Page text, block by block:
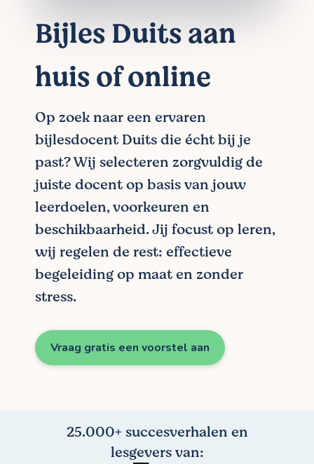
Bijles Duits aan
huis of online
Op zoek naar een ervaren
bijlesdocent Duits die écht bij je
past? Wij selecteren zorgvuldig de
juiste docent op basis van jouw
leerdoelen, voorkeuren en
beschikbaarheid. Jij focust op leren,
wij regelen de rest: effectieve
begeleiding op maat en zonder
stress.
Vraag gratis een voorstel aan
25.000+ succesverhalen en
lesgevers van: